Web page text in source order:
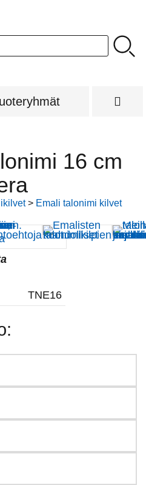
16 cm
> Emali talonimi kilvet
TNE16